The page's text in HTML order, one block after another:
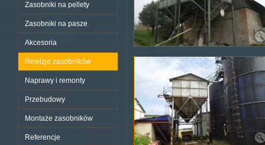
Zasobniki na pellety
Zasobniki na pasze
Akcesoria
Rewizje zasobników
Naprawy i remonty
Przebudowy
Montaże zasobników
Referencje